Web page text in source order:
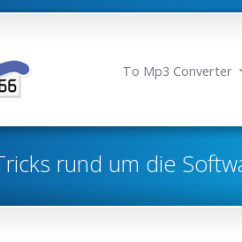
To Mp3 Converter
rund um die